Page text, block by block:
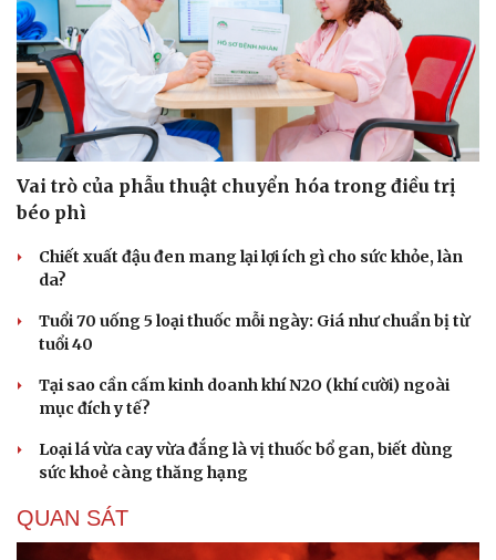
Vai trò của phẫu thuật chuyển hóa trong điều trị
béo phì
Chiết xuất đậu đen mang lại lợi ích gì cho sức khỏe, làn
da?
Tuổi 70 uống 5 loại thuốc mỗi ngày: Giá như chuẩn bị từ
tuổi 40
Tại sao cần cấm kinh doanh khí N2O (khí cười) ngoài
mục đích y tế?
Loại lá vừa cay vừa đắng là vị thuốc bổ gan, biết dùng
sức khoẻ càng thăng hạng
QUAN SÁT